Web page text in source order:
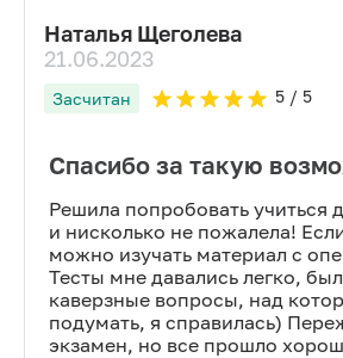
Наталья Щеголева
21.06.2023
Засчитан 5/ 5
Спасибо за такую
Решила попробовать учиться
и нисколько не пожалела!
можно изучать материал с
Тесты мне давались легко,
каверзные вопросы, над
подумать, я справилась)
экзамен, но все прошло